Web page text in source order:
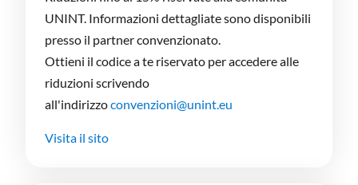
UNINT. Informazioni dettagliate sono disponibili
presso il partner convenzionato.
Ottieni il codice a te riservato per accedere alle
riduzioni scrivendo
all'indirizzoconvenzioni@unint.eu
Visita il sito